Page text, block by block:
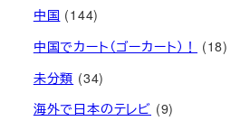
中国 (144)
中国でカート（ゴーカート）！
(18)
未分類 (34)
海外で日本のテレビ (9)